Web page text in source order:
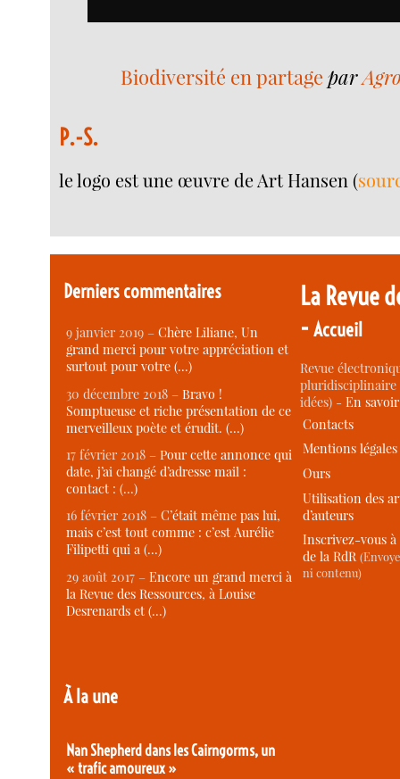
Biodiversité en partage par
P.-S.
le logo est une œuvre de Art Hansen (
Derniers commentaires
9 janvier 2019 –Chère Liliane, Un
grand merci pour votre appréciation et
surtout pour votre (…)
30 décembre 2018 –Bravo !
Somptueuse et riche présentation de ce
merveilleux poète et érudit. (…)
17 février 2018 –Pour cette annonce qui
date, j’ai changé d’adresse mail :
contact : (…)
16 février 2018 –C’était même pas lui,
mais c’est tout comme : c’est Aurélie
Filipetti qui a (…)
29 août 2017 –Encore un grand merci à
la Revue des Ressources, à Louise
Desrenards et (…)
À la une
Nan Shepherd dans les Cairngorms, un
« trafic amoureux »
La Revue
-Accueil
Revue
idées) -En
Contacts
Mentions légales
Ours
Utilisation des
d’auteurs
Inscrivez-vous
de la RdR
ni contenu)